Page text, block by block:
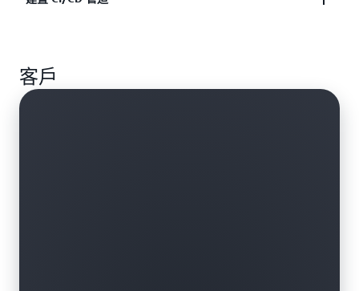
中啟動 CI/CD 管道。利用與 Jenkins 和 Spinnaker 的
整合，自動擴展 Spot 機群。
客戶